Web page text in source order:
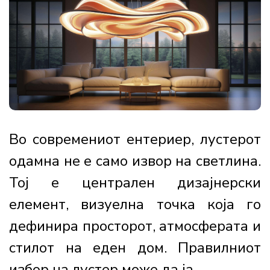
Во современиот ентериер, лустерот
одамна не е само извор на светлина.
Тој е централен дизајнерски
елемент, визуелна точка која го
дефинира просторот, атмосферата и
стилот на еден дом. Правилниот